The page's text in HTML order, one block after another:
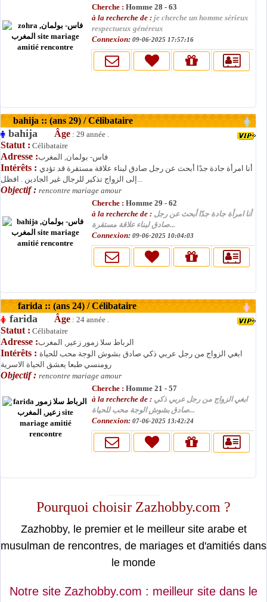
Cherche : Homme 28 - 63
à la recherche de : je cherche un homme sérieux
respectueux généreux
Connexion: 09-06-2025 17:57:16
bahija :: (ans 29) / Célibataire
bahija Âge : 29 année .
Statut : Célibataire
Adresse :فاس- بولمان, المغرب
Intérêts : أنا امرأة جادة جدًا أبحث عن رجل صادق لبناء علاقة مستقرة قد تؤدي
إلى الزواج تذكير للرجال غير الجادين . افظل...
Objectif : rencontre mariage amour
Cherche : Homme 29 - 62
à la recherche de : أنا امرأة جادة جدًا أبحث عن رجل
صادق لبناء علاقة مستقرة...
Connexion: 09-06-2025 10:04:03
farida :: (ans 24) / Célibataire
farida Âge : 24 année .
Statut : Célibataire
Adresse :الرباط سلا زمور زعير, المغرب
Intérêts : ابغي الزواج من رجل عربي ذكي صادق بشوش الوجة محب للحياة
رومنسي طبعا يعشق الحياة الاسرية
Objectif : rencontre mariage amour
Cherche : Homme 21 - 57
à la recherche de : ابغي الزواج من رجل عربي ذكي
صادق بشوش الوجة محب للحياة...
Connexion: 07-06-2025 13:42:24
Pourquoi choisir Zazhobby.com ?
Zazhobby, le premier et le meilleur site arabe et
musulman de rencontres, de mariages et d'amitiés dans
le monde
Notre site Zazhobby.com : meilleur site dans le